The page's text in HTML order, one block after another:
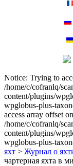
Notice: Trying to
/home/c/cofranlq/
content/plugins/
wpglobus-plus-
access array offset
/home/c/cofranlq/
content/plugins/
wpglobus-plus-
яхт > Журнал о
чартерная яхта в